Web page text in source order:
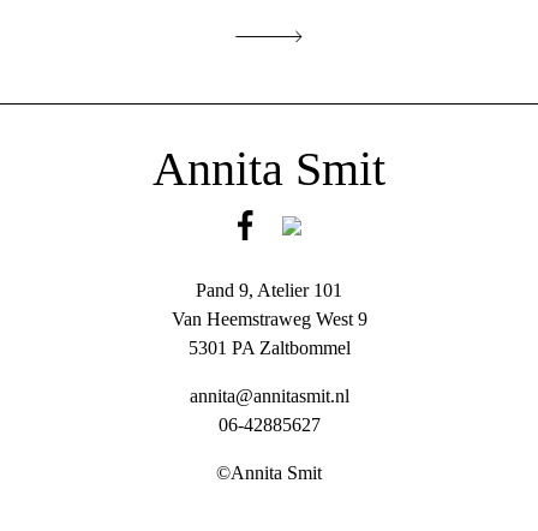
Annita Smit
Pand 9, Atelier 101
Van Heemstraweg West 9
5301 PA Zaltbommel
annita@annitasmit.nl
06-42885627
©Annita Smit